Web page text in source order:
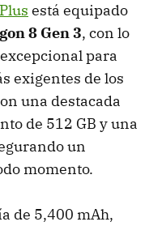
está equipado
8 Gen 3, con lo
para
exigentes de los
una destacada
de 512 GB y una
un
momento.
de 5,400 mAh,